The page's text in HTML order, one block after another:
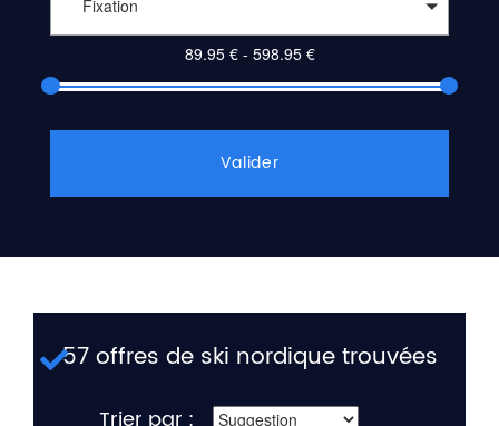
Fixation
Valider
57 offres de ski nordique trouvées